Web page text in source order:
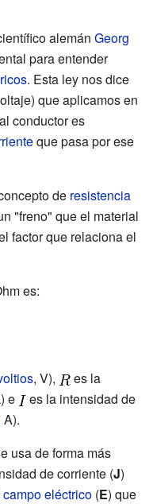
alemán Georg
para entender
. Esta ley nos dice
que aplicamos en
conductor es
que pasa por ese
de resistencia
"freno" que el material
factor que relaciona el
es:
, V),
es la
e
es la intensidad de
A).
usa de forma más
de corriente (J)
campo eléctrico (E) que